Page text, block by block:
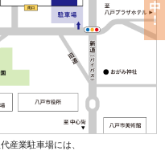
代産業駐車場には、